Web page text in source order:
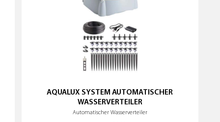
AQUALUX SYSTEM AUTOMATISCHER
WASSERVERTEILER
Automatischer Wasserverteiler